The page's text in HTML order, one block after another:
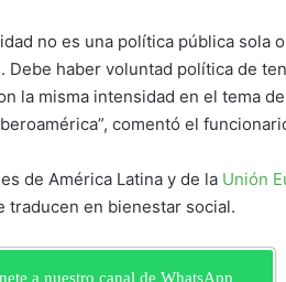
no es una política pública sola
Debe haber voluntad política de
la misma intensidad en el tema de
comentó el
de América Latina y de la Unión
traducen en bienestar social.
a nuestro canal de WhatsApp